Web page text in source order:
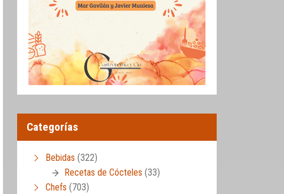
Categorías
Bebidas (322)
Recetas de Cócteles (33)
Chefs (703)